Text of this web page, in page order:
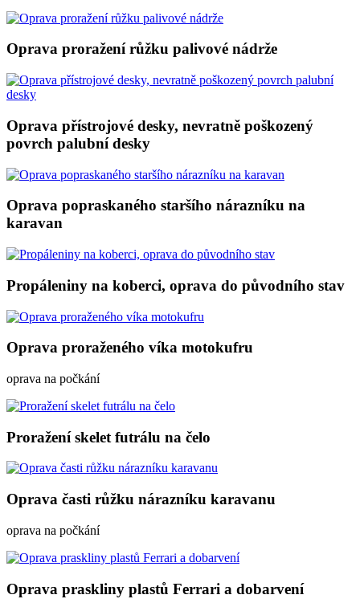
Oprava proražení růžku palivové nádrže
Oprava přístrojové desky, nevratně poškozený
povrch palubní desky
Oprava popraskaného staršího nárazníku na
karavan
Propáleniny na koberci, oprava do původního stav
Oprava proraženého víka motokufru
oprava na počkání
Proražení skelet futrálu na čelo
Oprava časti růžku nárazníku karavanu
oprava na počkání
Oprava praskliny plastů Ferrari a dobarvení